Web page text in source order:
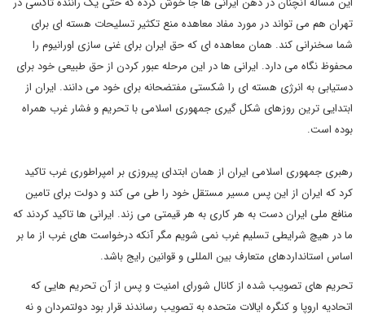
تهران هم می تواند در مورد مفاد معاهده منع تکثیر تسلیحات هسته ای برای
شما سخنرانی کند. همان معاهده ای که حق ایران برای غنی سازی اورانیوم را
محفوظ نگاه می دارد. ایرانی ها در این مرحله عبور کردن از حق طبیعی خود برای
دستیابی به انرژی هسته ای را شکستی مفتضحانه برای خود می دانند. ایران از
ابتدایی ترین روزهای شکل گیری جمهوری اسلامی با تحریم و فشار غرب همراه
بوده است.
رهبری جمهوری اسلامی ایران از همان ابتدای پیروزی بر امپراطوری غرب تاکید
کرد که ایران از این پس مسیر مستقل خود را طی می کند و دولت برای تامین
منافع ملی ایران دست به هر کاری به هر قیمتی می زند. ایرانی ها تاکید کردند که
ما در هیچ شرایطی تسلیم غرب نمی شویم مگر آنکه درخواست های غرب از ما بر
اساس استانداردهای متعارف بین المللی و قوانین رایج باشد.
تحریم های تصویب شده از کانال شورای امنیت و پس از آن تحریم هایی که
اتحادیه اروپا و کنگره ایالات متحده به تصویب رساندند قرار بود دولتمردان و نه